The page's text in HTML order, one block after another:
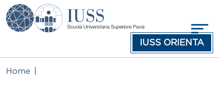
Skip to main content
IUSS ORIENTA
Home